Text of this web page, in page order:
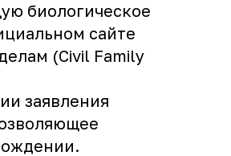
биологическое
сайте
(Civil Family
заявления